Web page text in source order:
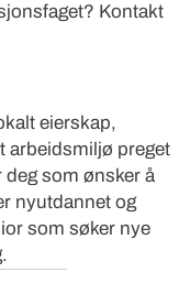
Kontakt
eierskap,
arbeidsmiljø preget
som ønsker å
nyutdannet og
som søker nye